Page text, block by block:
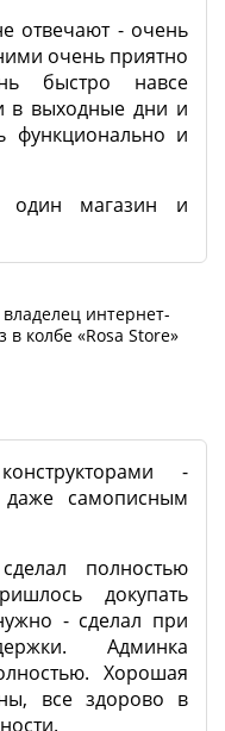
отвечают - очень
очень приятно
быстро навсе
в выходные дни и
функционально и
один магазин и
интернет-
колбе «Rosa Store»
-
самописным
полностью
докупать
- сделал при
Админка
Хорошая
все здорово в